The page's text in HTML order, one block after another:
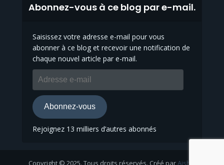
Abonnez-vous à ce blog par e-mail.
Saisissez votre adresse e-mail pour vous
abonner à ce blog et recevoir une notification de
chaque nouvel article par e-mail.
e-
mail
Abonnez-vous
Rejoignez 13 milliers d’autres abonnés
Copyright © 2025. Tous droits réservés. Créé parAisha